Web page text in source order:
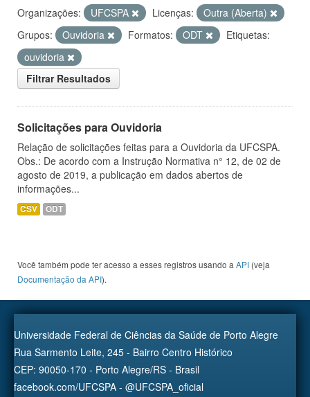
Organizações: UFCSPA Licenças:
Outra (Aberta)
Grupos:
Ouvidoria Formatos: ODT
Etiquetas:
ouvidoria
Filtrar Resultados
Solicitações para Ouvidoria
Relação de solicitações feitas para a Ouvidoria da UFCSPA.
Obs.: De acordo com a Instrução Normativa n° 12, de 02 de
agosto de 2019, a publicação em dados abertos de
informações...
CSV ODT
Você também pode ter acesso a esses registros usando a API (veja
Documentação da API).
Universidade Federal de Ciências da Saúde de Porto Alegre
Rua Sarmento Leite, 245 - Bairro Centro Histórico
CEP: 90050-170 - Porto Alegre/RS - Brasil
facebook.com/UFCSPA - @UFCSPA_oficial